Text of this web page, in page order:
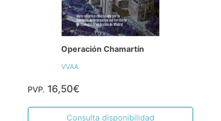
Operación Chamartín
VVAA
PVP. 16,50€
Consulta disponibilidad